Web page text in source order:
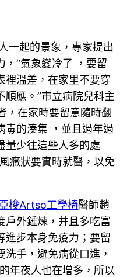
一起的景象，專家提出
，“氣象變冷了 ，要留
裡溫差，在家里不要穿
順應。”市立病院兒科主
，在家時要留意隨時翻
毒的湊集 ，並且過年過
量少往這些人多的處
癥狀要實時就醫，以免
梭Artso工學椅醫師趙
戶外錘煉，并且多吃富
進步本身免疫力；要留
手，避免病從口進，
年夜人也在增多，所以